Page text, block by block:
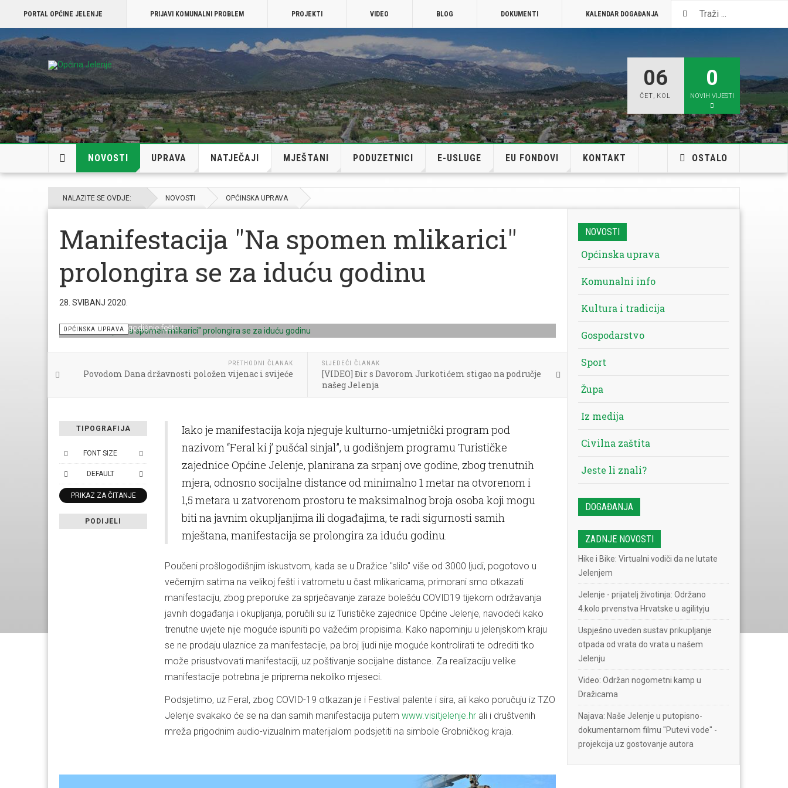
PORTAL OPĆINE JELENJE PRIJAVI KOMUNALNI PROBLEM PROJEKTI VIDEO BLOG DOKUMENTI KALENDAR DOGAĐANJA VISIT JELENJE
06
ČET, KOL
0
NOVIH VIJESTI
NOVOSTI UPRAVA NATJEČAJI MJEŠTANI PODUZETNICI E-USLUGE EU FONDOVI KONTAKT OSTALO
NALAZITE SE OVDJE: NOVOSTI OPĆINSKA UPRAVA
Manifestacija "Na spomen mlikarici"
prolongira se za iduću godinu
28. SVIBANJ 2020.
Kadar s prošlogodišnje fešte...
OPĆINSKA UPRAVA
PRETHODNI ČLANAK
Povodom Dana državnosti položen vijenac i svijeće
SLJEDEĆI ČLANAK
[VIDEO] Đir s Davorom Jurkotićem stigao na područje
našeg Jelenja
TIPOGRAFIJA
FONT SIZE
DEFAULT
PRIKAZ ZA ČITANJE
PODIJELI
Iako je manifestacija koja njeguje kulturno-umjetnički program pod
nazivom “Feral ki j’ pušćal sinjal”, u godišnjem programu Turističke
zajednice Općine Jelenje, planirana za srpanj ove godine, zbog trenutnih
mjera, odnosno socijalne distance od minimalno 1 metar na otvorenom i
1,5 metara u zatvorenom prostoru te maksimalnog broja osoba koji mogu
biti na javnim okupljanjima ili događajima, te radi sigurnosti samih
mještana, manifestacija se prolongira za iduću godinu.
Poučeni prošlogodišnjim iskustvom, kada se u Dražice "slilo" više od 3000 ljudi, pogotovo u
večernjim satima na velikoj fešti i vatrometu u čast mlikaricama, primorani smo otkazati
manifestaciju, zbog preporuke za sprječavanje zaraze bolešću COVID19 tijekom održavanja
javnih događanja i okupljanja, poručili su iz Turističke zajednice Općine Jelenje, navodeći kako
trenutne uvjete nije moguće ispuniti po važećim propisima. Kako napominju u jelenjskom kraju
se ne prodaju ulaznice za manifestacije, pa broj ljudi nije moguće kontrolirati te odrediti tko
može prisustvovati manifestaciji, uz poštivanje socijalne distance. Za realizaciju velike
manifestacije potrebna je priprema nekoliko mjeseci.
Podsjetimo, uz Feral, zbog COVID-19 otkazan je i Festival palente i sira, ali kako poručuju iz TZO
Jelenje svakako će se na dan samih manifestacija putem www.visitjelenje.hr ali i društvenih
mreža prigodnim audio-vizualnim materijalom podsjetiti na simbole Grobničkog kraja.
NOVOSTI
Općinska uprava
Komunalni info
Kultura i tradicija
Gospodarstvo
Sport
Župa
Iz medija
Civilna zaštita
Jeste li znali?
DOGAĐANJA
ZADNJE NOVOSTI
Hike i Bike: Virtualni vodiči da ne lutate
Jelenjem
Jelenje - prijatelj životinja: Održano
4.kolo prvenstva Hrvatske u agilityju
Uspješno uveden sustav prikupljanje
otpada od vrata do vrata u našem
Jelenju
Video: Održan nogometni kamp u
Dražicama
Najava: Naše Jelenje u putopisno-
dokumentarnom filmu "Putevi vode" -
projekcija uz gostovanje autora